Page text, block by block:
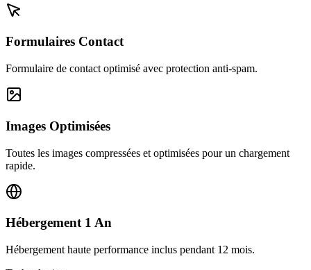
Formulaires Contact
Formulaire de contact optimisé avec protection anti-spam.
Images Optimisées
Toutes les images compressées et optimisées pour un chargement
rapide.
Hébergement 1 An
Hébergement haute performance inclus pendant 12 mois.